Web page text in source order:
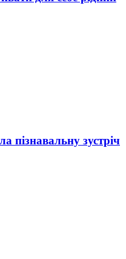
пізнавальну зустріч